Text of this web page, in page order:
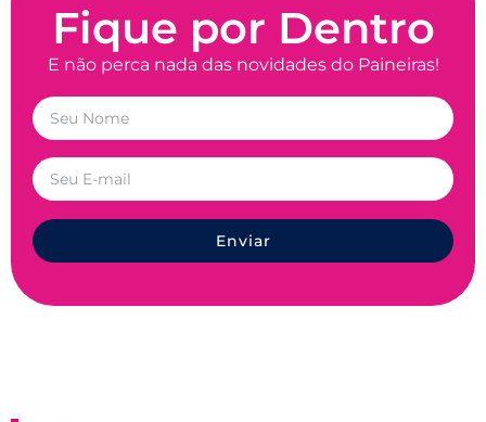
Fique por Dentro
E não perca nada das novidades do Paineiras!
Enviar